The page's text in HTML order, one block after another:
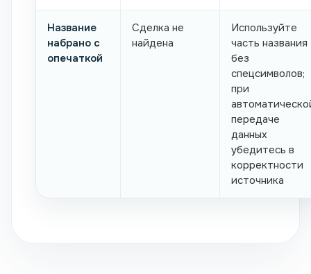
Название
набрано с
опечаткой
Сделка не
найдена
Используйте
часть названия
без
спецсимволов;
при
передаче
данных
убедитесь в
корректности
источника